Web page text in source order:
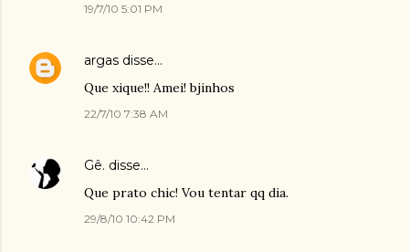
19/7/10 5:01 PM
argas disse…
Que xique!! Amei! bjinhos
22/7/10 7:38 AM
Gê. disse…
Que prato chic! Vou tentar qq dia.
29/8/10 10:42 PM